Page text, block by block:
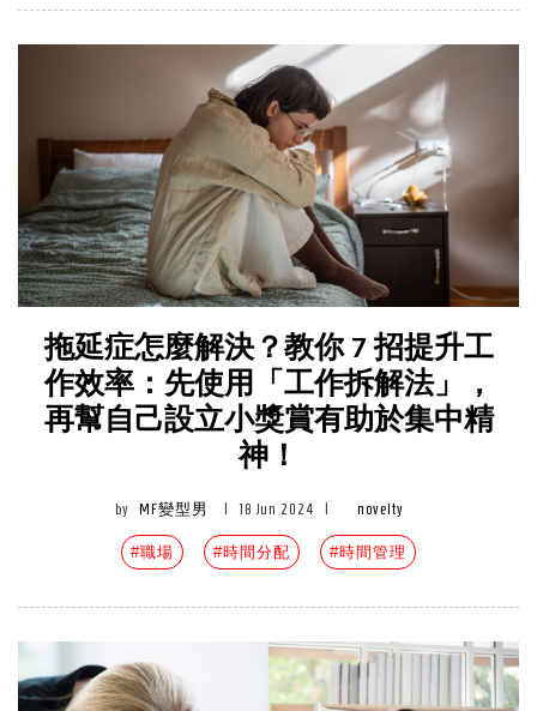
拖延症怎麼解決？教你 7 招提升工
作效率：先使用「工作拆解法」，
再幫自己設立小獎賞有助於集中精
神！
by MF變型男 18 Jun 2024 novelty
#職場 #時間分配 #時間管理